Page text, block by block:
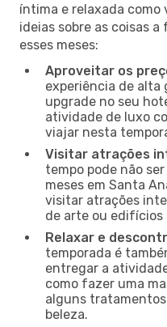
íntima e relaxada
ideias sobre as coisas
esses meses:
Aproveitar os
experiência de alta
upgrade no seu
atividade de luxo
viajar nesta
Visitar atrações
tempo pode não
meses em Santa
visitar atrações
de arte ou edifícios
Relaxar e
temporada é
entregar a
como fazer uma
alguns
beleza.